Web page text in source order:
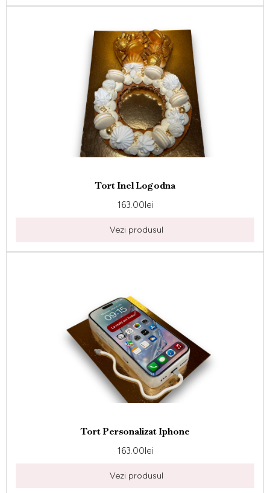
Tort Inel Logodna
163.00lei
Vezi produsul
Tort Personalizat Iphone
163.00lei
Vezi produsul